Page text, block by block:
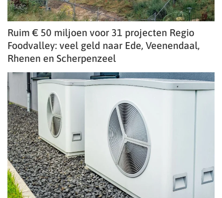
Ruim € 50 miljoen voor 31 projecten Regio
Foodvalley: veel geld naar Ede, Veenendaal,
Rhenen en Scherpenzeel